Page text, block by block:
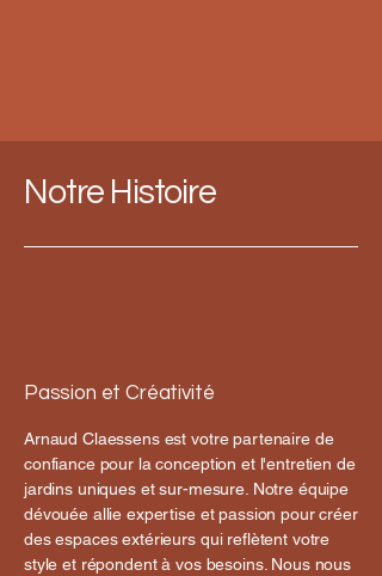
Notre Histoire
Passion et Créativité
Arnaud Claessens est votre partenaire de
confiance pour la conception et l'entretien de
jardins uniques et sur-mesure. Notre équipe
dévouée allie expertise et passion pour créer
des espaces extérieurs qui reflètent votre
style et répondent à vos besoins. Nous nous